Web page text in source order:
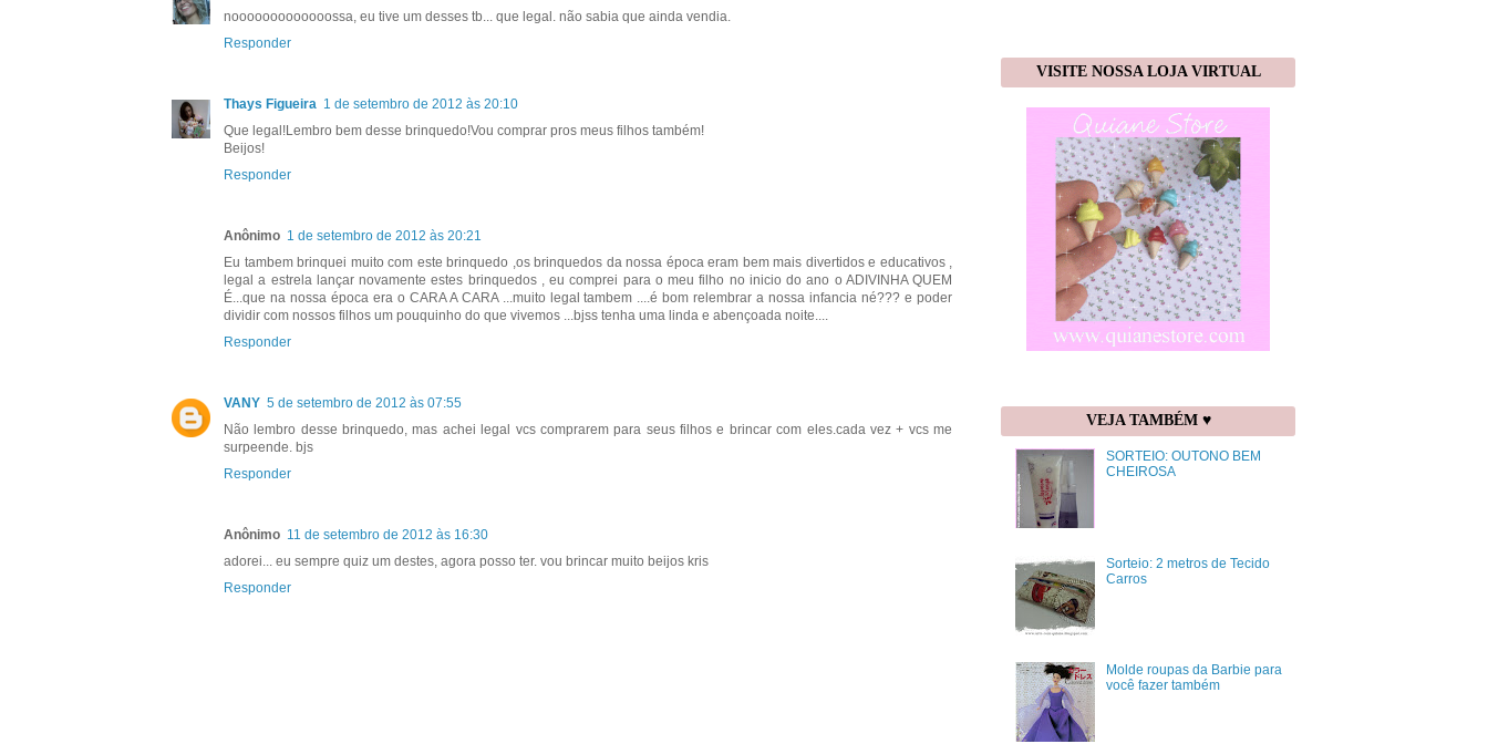
nooooooooooooossa, eu tive um desses tb... que legal. não sabia que ainda vendia.
Responder
Thays Figueira 1 de setembro de 2012 às 20:10
Que legal!Lembro bem desse brinquedo!Vou comprar pros meus filhos também!
Beijos!
Responder
Anônimo 1 de setembro de 2012 às 20:21
Eu tambem brinquei muito com este brinquedo ,os brinquedos da nossa época eram bem mais divertidos e educativos ,
legal a estrela lançar novamente estes brinquedos , eu comprei para o meu filho no inicio do ano o ADIVINHA QUEM
É...que na nossa época era o CARA A CARA ...muito legal tambem ....é bom relembrar a nossa infancia né??? e poder
dividir com nossos filhos um pouquinho do que vivemos ...bjss tenha uma linda e abençoada noite....
Responder
VANY 5 de setembro de 2012 às 07:55
Não lembro desse brinquedo, mas achei legal vcs comprarem para seus filhos e brincar com eles.cada vez + vcs me
surpeende. bjs
Responder
Anônimo 11 de setembro de 2012 às 16:30
adorei... eu sempre quiz um destes, agora posso ter. vou brincar muito beijos kris
Responder
VISITE NOSSA LOJA VIRTUAL
VEJA TAMBÉM ♥
SORTEIO: OUTONO BEM
CHEIROSA
Sorteio: 2 metros de Tecido
Carros
Molde roupas da Barbie para
você fazer também